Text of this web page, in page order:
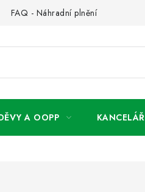
FAQ - Náhradní plnění
A OOPP KANCELÁŘ